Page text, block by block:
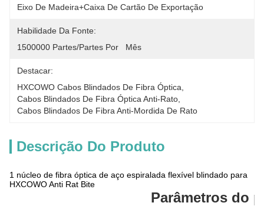
Eixo De Madeira+caixa De Cartão De Exportação
Habilidade Da Fonte:
1500000 Partes/partes Por   Mês
Destacar:
HXCOWO Cabos Blindados De Fibra Óptica
Cabos Blindados De Fibra Óptica Anti-Rato
Cabos Blindados De Fibra Anti-Mordida De Rato
Descrição Do Produto
1 núcleo de fibra óptica de aço espiralada flexível blindado para
HXCOWO Anti Rat Bite
Parâmetros do